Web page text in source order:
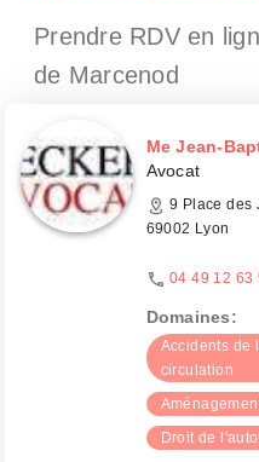
Prendre RDV en
de Marcenod
Me Jean-
Avocat
9 Place des
69002 Lyon
04 49 12 63
Domaines:
Accidents de
circulation
Droit de